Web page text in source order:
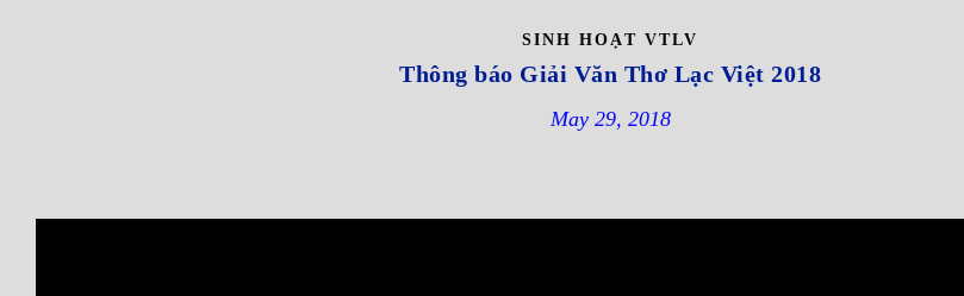
SINH HOẠT VTLV
Thông báo Giải Văn Thơ Lạc Việt 2018
May 29, 2018